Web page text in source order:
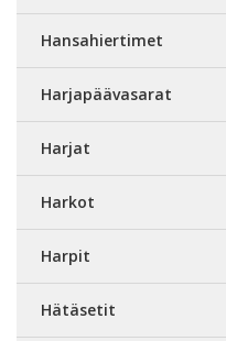
Hansahiertimet
Harjapäävasarat
Harjat
Harkot
Harpit
Hätäsetit